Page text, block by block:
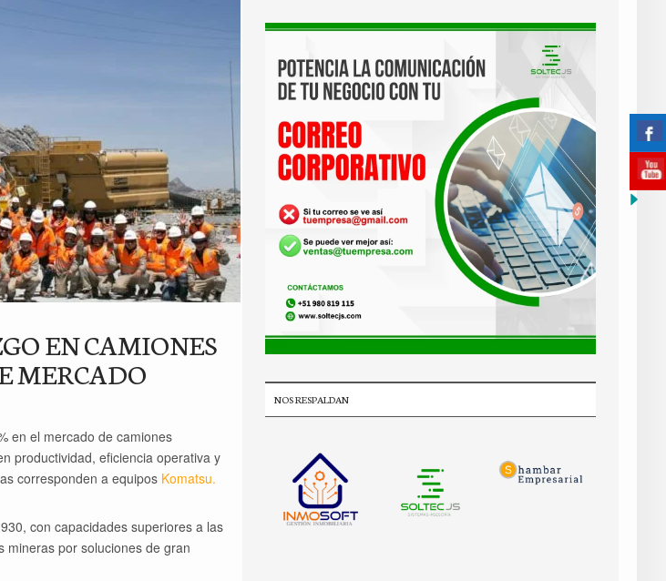
EN CAMIONES
MERCADO
en el mercado de camiones
productividad, eficiencia operativa y
corresponden a equipos Komatsu.
con capacidades superiores a las
mineras por soluciones de gran
NOS RESPALDAN